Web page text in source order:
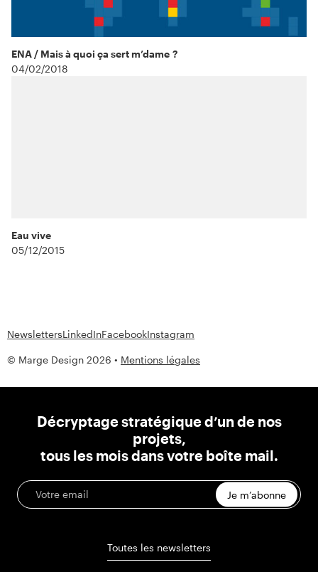
ENA / Mais à quoi ça sert m’dame ?
04/02/2018
Eau vive
05/12/2015
© Marge Design 2026 • Mentions légales
NewslettersLinkedInFacebookInstagram
Décryptage stratégique d’un de nos
projets,
tous les mois dans votre boîte mail.
Je m’abonne
Toutes les newsletters